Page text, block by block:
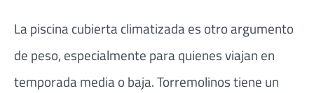
La piscina cubierta climatizada es otro argumento
de peso, especialmente para quienes viajan en
temporada media o baja. Torremolinos tiene un